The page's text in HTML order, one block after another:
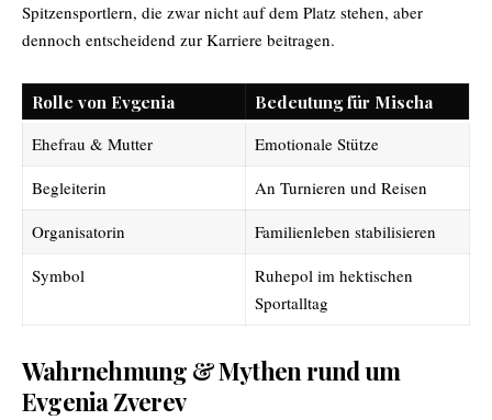
Spitzensportlern, die zwar nicht auf dem Platz stehen, aber
dennoch entscheidend zur Karriere beitragen.
Rolle von Evgenia
Bedeutung für Mischa
Ehefrau & Mutter
Emotionale Stütze
Begleiterin
An Turnieren und Reisen
Organisatorin
Familienleben stabilisieren
Symbol
Ruhepol im hektischen
Sportalltag
Wahrnehmung & Mythen rund um
Evgenia Zverev